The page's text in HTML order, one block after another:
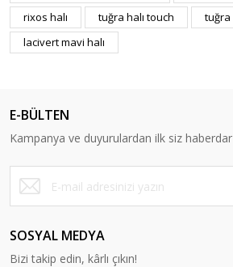
rixos halı
tuğra halı touch
tuğra
lacivert mavi halı
E-BÜLTEN
Kampanya ve duyurulardan ilk siz
SOSYAL MEDYA
Bizi takip edin, kârlı çıkın!